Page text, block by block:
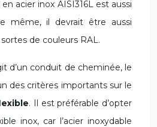
acier inox AISI316L est aussi
même, il devrait être aussi
de couleurs RAL.
d’un conduit de cheminée, le
des critères importants sur le
. Il est préférable d’opter
inox, car l’acier inoxydable